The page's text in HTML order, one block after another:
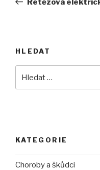
příspěvek
HLEDAT
KATEGORIE
Choroby a škůdci